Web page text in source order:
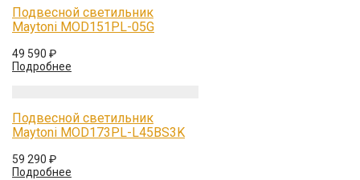
Подвесной светильник
Maytoni MOD151PL-05G
49 590 ₽
Подробнее
Подвесной светильник
Maytoni MOD173PL-L45BS3K
59 290 ₽
Подробнее